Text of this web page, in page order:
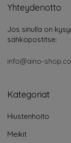
Yhteydenotto
Jos sinulla on
sähköpostitse:
info@aino-
Kategoriat
Hiustenhoito
Meikit